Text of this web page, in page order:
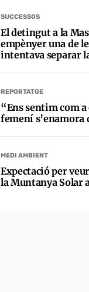
SUCCESSOS
El detingut a la
empènyer una de
intentava separar
REPORTATGE
“Ens sentim com a
femení s’enamora
MEDI AMBIENT
Expectació per
la Muntanya Solar